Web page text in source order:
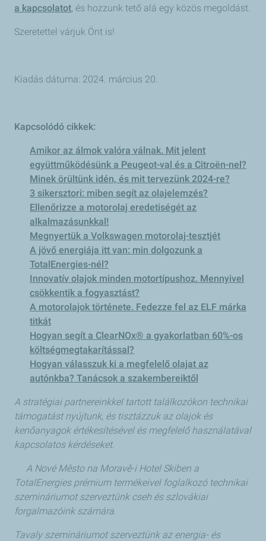
a kapcsolatot, és hozzunk tető alá egy közös megoldást.
Szeretettel várjuk Önt is!
Kiadás dátuma: 2024. március 20.
Kapcsolódó cikkek:
Amikor az álmok valóra válnak. Mit jelent
együttműködésünk a Peugeot-val és a Citroën-nel?
Minek örültünk idén, és mit tervezünk 2024-re?
3 sikersztori: miben segít az olajelemzés?
Ellenőrizze a motorolaj eredetiségét az
alkalmazásunkkal!
Megnyertük a Volkswagen motorolaj-tesztjét
A jövő energiája itt van: min dolgozunk a
TotalEnergies-nél?
Innovatív olajok minden motortípushoz. Mennyivel
csökkentik a fogyasztást?
A motorolajok története. Fedezze fel az ELF márka
titkát
Hogyan segít a ClearNOx® a gyakorlatban 60%-os
költségmegtakarítással?
Hogyan válasszuk ki a megfelelő olajat az
autónkba? Tanácsok a szakembereiktől
A stratégiai partnereinkkel tartott találkozókon technikai
támogatást nyújtunk, és tisztázzuk az olajok és
kenőanyagok értékesítésével és megfelelő használatával
kapcsolatos kérdéseket.
A Nové Město na Moravě-i Hotel Skiben a
TotalEnergies prémium termékeivel foglalkozó technikai
szemináriumot szerveztünk cseh és szlovákiai
forgalmazóink számára.
Tavaly szemináriumot szerveztünk az energia- és